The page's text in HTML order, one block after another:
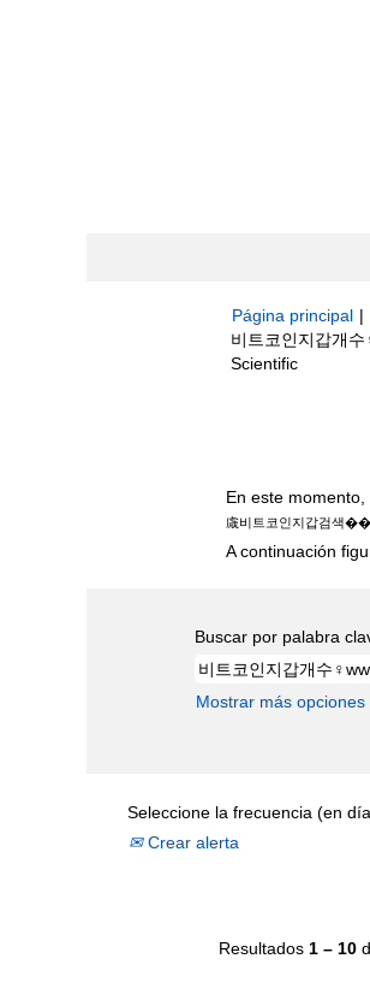
Página principal |
비트코인지갑개
Scientific(página
En este
䖗비트코인지갑검색
A continuación
Buscar por palabra
Mostrar más opciones
Seleccione la frecuencia (en
Crear alerta
Resultados 1 – 10